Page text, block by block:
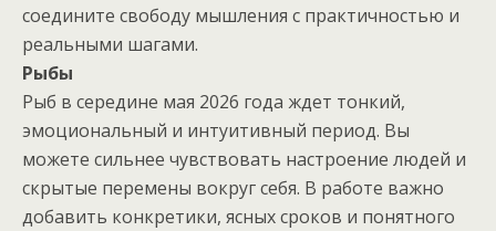
соедините свободу мышления с практичностью и
реальными шагами.
Рыбы
Рыб в середине мая 2026 года ждет тонкий,
эмоциональный и интуитивный период. Вы
можете сильнее чувствовать настроение людей и
скрытые перемены вокруг себя. В работе важно
добавить конкретики, ясных сроков и понятного